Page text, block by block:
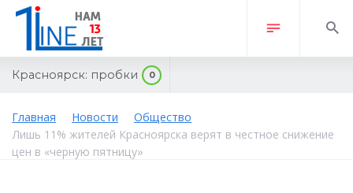
Красноярск: пробки 0
Главная Новости
Общество
Лишь 11% жителей Красноярска верят в честное снижение
цен в «черную пятницу»